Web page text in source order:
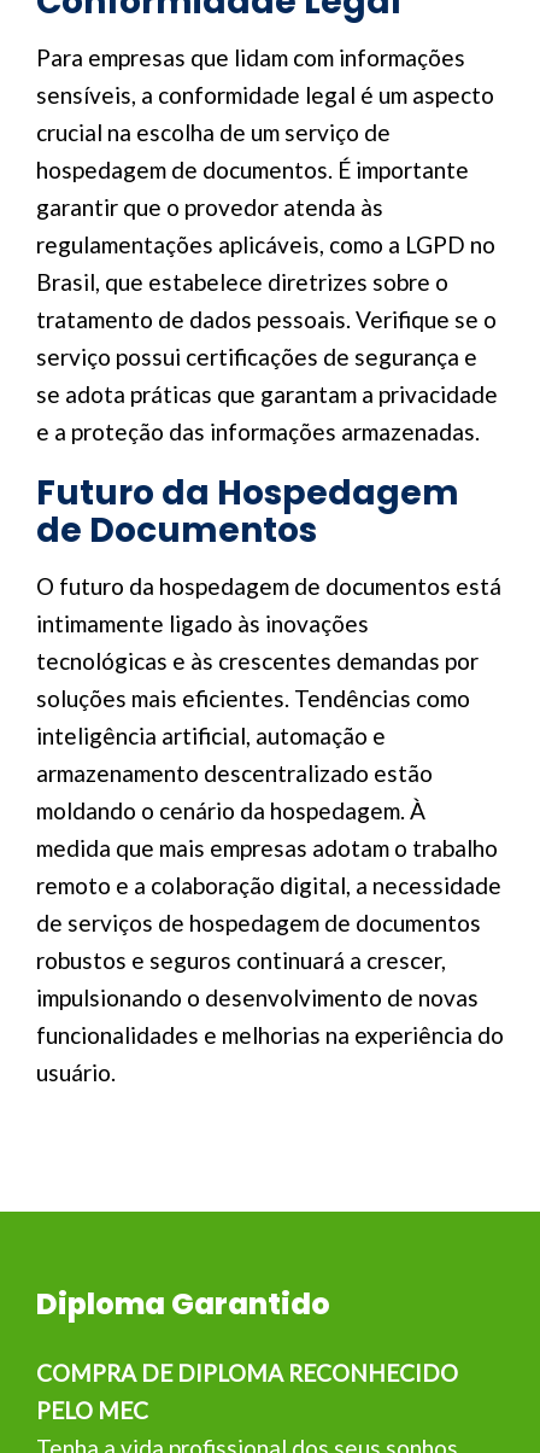
Para empresas que lidam com informações
sensíveis, a conformidade legal é um aspecto
crucial na escolha de um serviço de
hospedagem de documentos. É importante
garantir que o provedor atenda às
regulamentações aplicáveis, como a LGPD no
Brasil, que estabelece diretrizes sobre o
tratamento de dados pessoais. Verifique se o
serviço possui certificações de segurança e
se adota práticas que garantam a privacidade
e a proteção das informações armazenadas.
Futuro da Hospedagem
de Documentos
O futuro da hospedagem de documentos está
intimamente ligado às inovações
tecnológicas e às crescentes demandas por
soluções mais eficientes. Tendências como
inteligência artificial, automação e
armazenamento descentralizado estão
moldando o cenário da hospedagem. À
medida que mais empresas adotam o trabalho
remoto e a colaboração digital, a necessidade
de serviços de hospedagem de documentos
robustos e seguros continuará a crescer,
impulsionando o desenvolvimento de novas
funcionalidades e melhorias na experiência do
usuário.
Diploma Garantido
COMPRA DE DIPLOMA RECONHECIDO
PELO MEC